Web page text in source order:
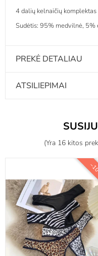
4 dalių kelnaičių komplektas
Sudėtis: 95% medvilnė, 5%
PREKĖ DETALIAU
ATSILIEPIMAI
(Yra 16 kitos